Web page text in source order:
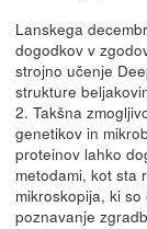
Lanskega
dogodkov v
strojno učenje
strukture
2. Takšna
genetikov in
proteinov lahko
metodami, kot sta
mikroskopija, ki
poznavanje